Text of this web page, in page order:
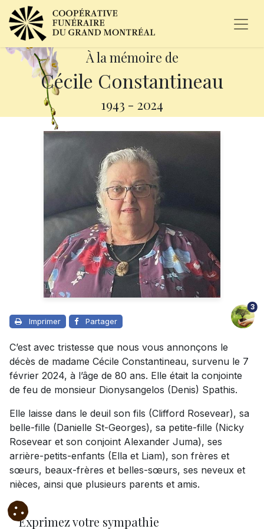
À la mémoire de
Cécile Constantineau
1943 - 2024
Imprimer Partager
3
C’est avec tristesse que nous vous annonçons le
décès de madame Cécile Constantineau, survenu le 7
février 2024, à l’âge de 80 ans. Elle était la conjointe
de feu de monsieur Dionysangelos (Denis) Spathis.
Elle laisse dans le deuil son fils (Clifford Rosevear), sa
belle-fille (Danielle St-Georges), sa petite-fille (Nicky
Rosevear et son conjoint Alexander Juma), ses
arrière-petits-enfants (Ella et Liam), son frères et
sœurs, beaux-frères et belles-sœurs, ses neveux et
nièces, ainsi que plusieurs parents et amis.
Exprimez votre sympathie